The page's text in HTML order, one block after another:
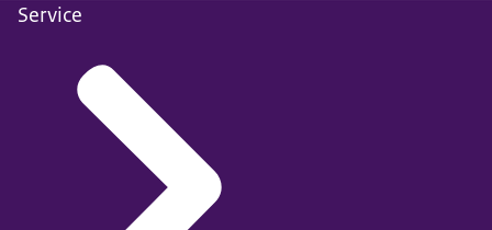
Service